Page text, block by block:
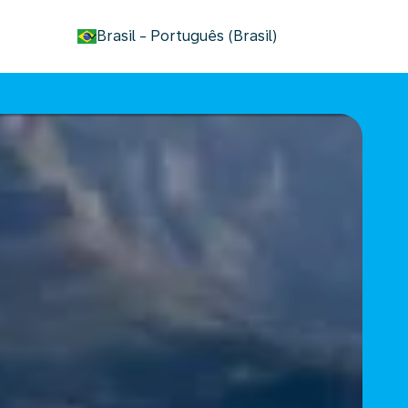
Brasil - Português (Brasil)
keyboard_arrow_down